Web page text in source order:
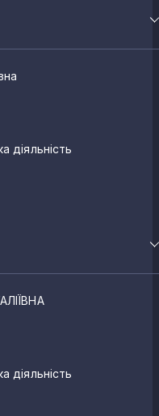
діяльність
діяльність